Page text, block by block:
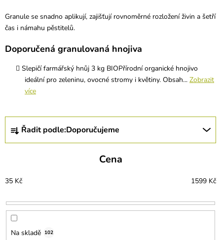
Granule se snadno aplikují, zajišťují rovnoměrné rozložení živin a šetří
čas i námahu pěstitelů.
Doporučená granulovaná hnojiva
Slepičí farmářský hnůj 3 kg BIOPřírodní organické hnojivo
ideální pro zeleninu, ovocné stromy i květiny. Obsah... Zobrazit
více
Ř
z
í
p
o
Řadit podle:Doporučujeme
Cena
35 Kč 1599 Kč
Na skladě 102